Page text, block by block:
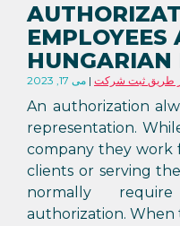
EMPLOYEES
HUNGARIAN
می 17, 2023 طریق ثبت شرکت
An authorization
representation.
company they work
clients or serving
normally
authorization. When